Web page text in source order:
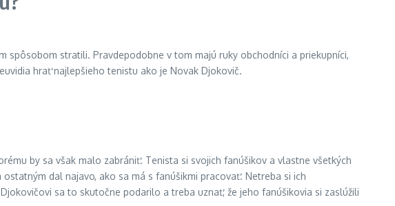
spôsobom stratili. Pravdepodobne v tom majú ruky obchodníci a priekupníci,
hrať najlepšieho tenistu ako je Novak Djokovič.
by sa však malo zabrániť. Tenista si svojich fanúšikov a vlastne všetkých
dal najavo, ako sa má s fanúšikmi pracovať. Netreba si ich
sa to skutočne podarilo a treba uznať, že jeho fanúšikovia si zaslúžili